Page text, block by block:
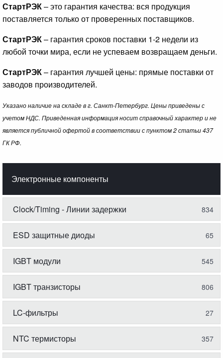
СтартРЭК– это гарантия качества: вся продукция
поставляется только от проверенных поставщиков.
СтартРЭК– гарантия сроков поставки 1-2 недели из
любой точки мира, если не успеваем возвращаем деньги.
СтартРЭК– гарантия лучшей цены: прямые поставки от
заводов производителей.
Указано наличие на складе в г. Санкт-Петербург. Цены приведены с
учетом НДС. Приведенная информация носит справочный характер и не
является публичной офертой в соответствии с пунктом 2 статьи 437
ГК РФ.
Электронные компоненты
Clock/Timing - Линии задержки 834
ESD защитные диоды 65
IGBT модули 545
IGBT транзисторы 806
LC-фильтры 27
NTC термисторы 357